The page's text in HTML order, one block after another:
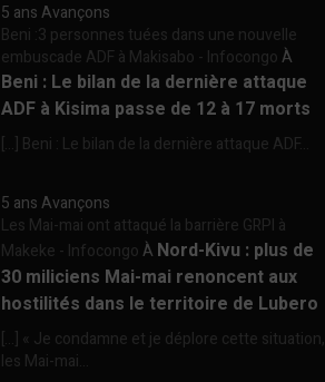
5 ans Avançons
Beni :3 personnes tuées dans une nouvelle
embuscade ADF à Makisabo - InfocongoÀ
Beni : Le bilan de la dernière attaque
ADF à Kisima passe de 12 à 17 morts
[…] Beni : Le bilan de la dernière attaque ADF...
5 ans Avançons
Les Mai-mai ont attaqué la barrière GRPI à
Makeke - InfocongoÀ Nord-Kivu : plus de
30 miliciens Mai-mai renoncent aux
hostilités dans le territoire de Lubero
[…] « Je condamne et je déplore cette situation,
les Mai-mai...